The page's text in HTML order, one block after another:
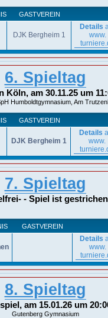
GASTVEREIN
DJK Bergheim 1
Details
www.
6. Spieltag
Köln, am 30.11.25 um
Humboldtgymnasium, Am
GASTVEREIN
DJK Bergheim 1
Details
www.
7. Spieltag
- Spiel ist gestrichen
GASTVEREIN
Details
www.
8. Spieltag
am 15.01.26 um
Gutenberg Gymnasium